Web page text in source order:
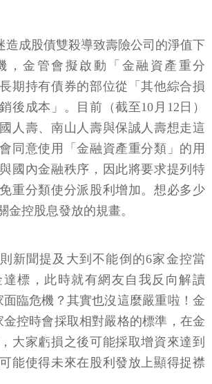
造成股債雙殺導致壽險公司的淨值下
，金管會擬啟動「金融資產重分
期持有債券的部位從「其他綜合損
後成本」。目前（截至10月12日）
人壽、南山人壽與保誠人壽想走這
同意使用「金融資產重分類」的用
國內金融秩序，因此將要求提列特
重分類使分派股利增加。想必多少
金控股息發放的規畫。
新聞提及大到不能倒的6家金控當
標，此時就有網友自我反向解讀
面臨危機？其實也沒這麼嚴重啦！金
控時會採取相對嚴格的標準，在金
大家虧損之後可能採取增資來達到
能使得未來在股利發放上顯得捉襟